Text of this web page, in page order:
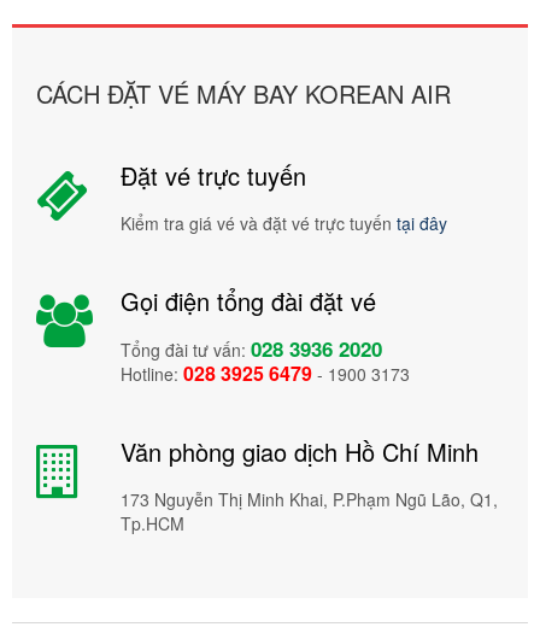
CÁCH ĐẶT VÉ MÁY BAY KOREAN AIR
Đặt vé trực tuyến
Kiểm tra giá vé và đặt vé trực tuyến tại đây
Gọi điện tổng đài đặt vé
Tổng đài tư vấn: 028 3936 2020
Hotline: 028 3925 6479 - 1900 3173
Văn phòng giao dịch Hồ Chí Minh
173 Nguyễn Thị Minh Khai, P.Phạm Ngũ Lão, Q1,
Tp.HCM